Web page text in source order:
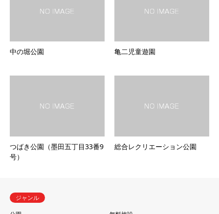
中の堀公園 亀二児童遊園
つばき公園（墨田五丁目33番9
号）
総合レクリエーション公園
ジャンル